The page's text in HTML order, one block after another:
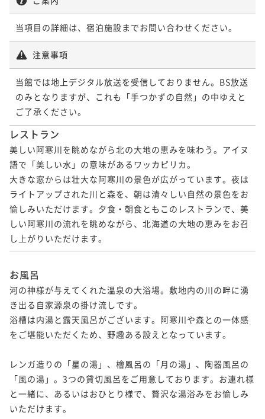
当項目の詳細は、宿泊施設までお問い合わせください。
注意事項
当館では地上デジタル放送を受信しておりません。BS放送
のみとなりますが、これも「手つかずの自然」の中ゆえと
ご了承ください。
レストラン
美しい阿寒川を眺めながら北の大地の恵みを味わう。アイヌ
語で「美しい水」の意味があるワッカピリカ。
大きな窓からは壮大な阿寒川の景色が広がっています。夜は
ライトアップされた川と森を、朝は清々しい自然の景色をお
愉しみいただけます。夕食・朝食ともこのレストランで、美
しい阿寒川の流れを眺めながら、北海道の大地の恵みをお召
し上がりいただけます。
お風呂
河の神様が与えてくれた温泉の大浴場。敷地内の川の畔に湧
き出る自家源泉の掛け流しです。
浴槽は内湯と露天風呂がございます。阿寒川や森との一体感
をご堪能いただくため、野趣ある設えとなっています。
レンガ造りの「星の湯」、檜風呂の「月の湯」、陶器風呂の
「風の湯」。3つの貸切風呂をご用意しております。お連れ様
と一緒に、あるいはおひとり様で、贅沢な湯浴みをお愉しみ
いただけます。